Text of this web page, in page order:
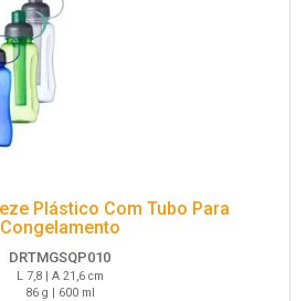
Plástico Com Tubo Para
Congelamento
DRTMGSQP010
L 7,8 | A 21,6 cm
86 g | 600 ml